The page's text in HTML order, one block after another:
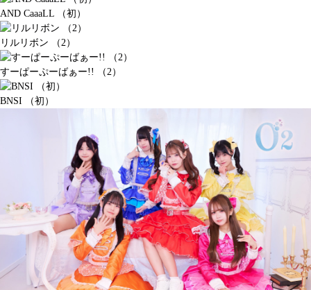
AND CaaaLL （初）
リルリボン （2）
すーぱーぷーばぁー!! （2）
BNSI （初）